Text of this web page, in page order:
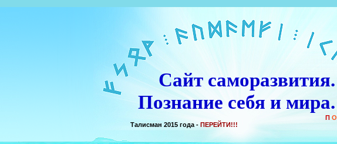
Сайт саморазвития.
Познание себя и мира.
Р О
Талисман 2015 года - ПЕРЕЙТИ!!!